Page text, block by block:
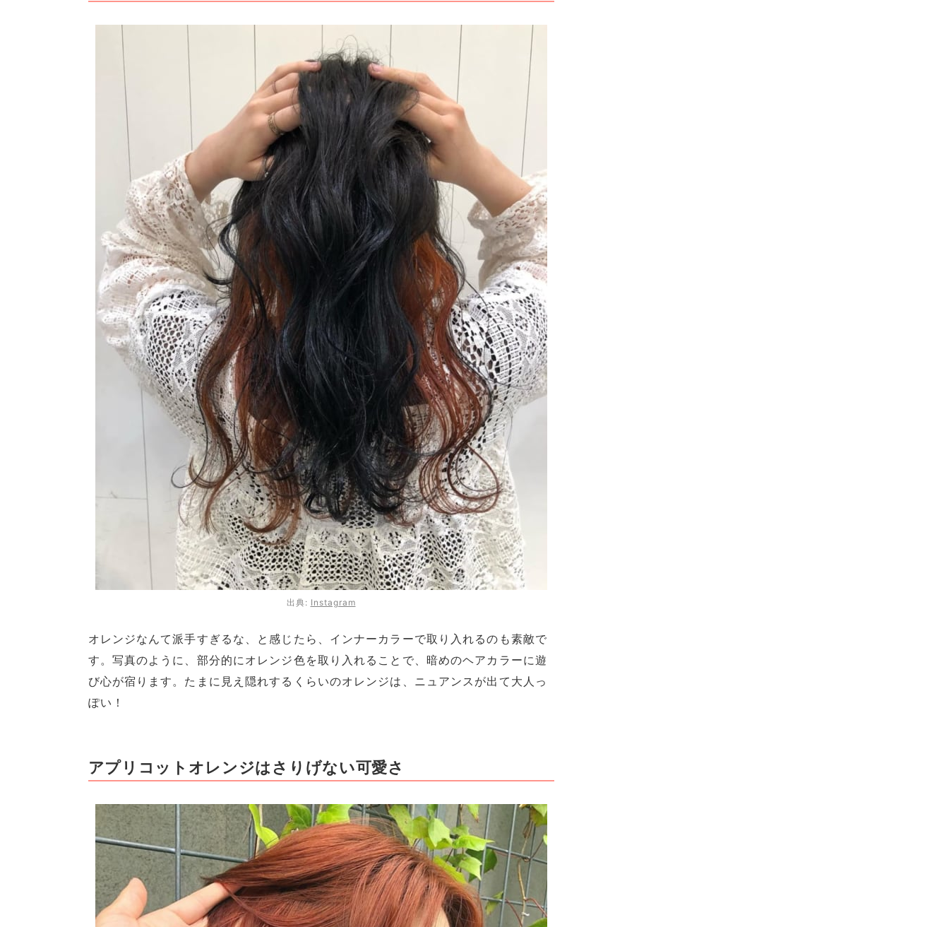
出典: Instagram
オレンジなんて派手すぎるな、と感じたら、インナーカラーで取り入れるのも素敵で
す。写真のように、部分的にオレンジ色を取り入れることで、暗めのヘアカラーに遊
び心が宿ります。たまに見え隠れするくらいのオレンジは、ニュアンスが出て大人っ
ぽい！
アプリコットオレンジはさりげない可愛さ